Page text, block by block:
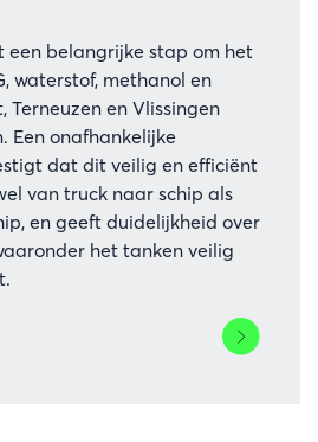
een belangrijke stap om het
waterstof, methanol en
Terneuzen en Vlissingen
Een onafhankelijke
dat dit veilig en efficiënt
van truck naar schip als
en geeft duidelijkheid over
het tanken veilig
Lees
meer